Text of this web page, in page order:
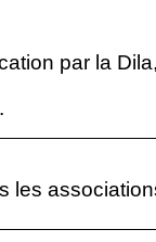
par la
les